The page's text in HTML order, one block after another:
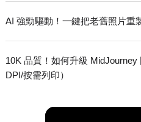
AI 強勁驅動！一鍵把老舊照片重
10K 品質！如何升級
DPI/按需列印）